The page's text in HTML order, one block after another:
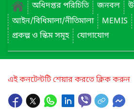
অধিদপ্তর পরিচিতি
জনবল
আইন/বিধিমালা/নীতিমালা
MEMIS
প্রকল্প ও স্কিম সমূহ
যোগাযোগ
এই কনটেন্টটি শেয়ার করতে ক্লিক করুন